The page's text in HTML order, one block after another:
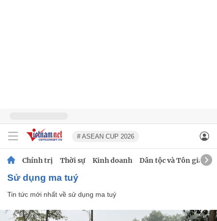
# ASEAN CUP 2026
Chính trị Thời sự Kinh doanh Dân tộc và Tôn giáo
sử dụng ma tuý
Tin tức mới nhất về sử dụng ma tuý